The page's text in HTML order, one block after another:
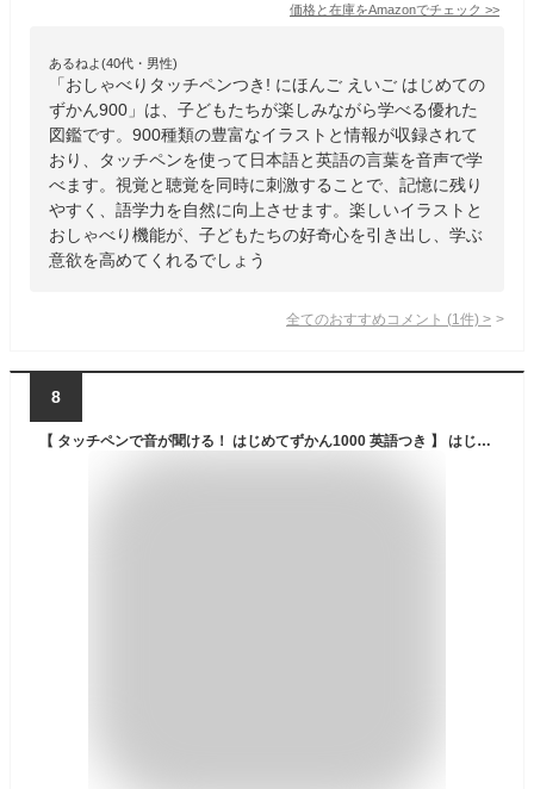
価格と在庫をAmazonでチェック >>
あるねよ(40代・男性)
「おしゃべりタッチペンつき! にほんご えいご はじめての
ずかん900」は、子どもたちが楽しみながら学べる優れた
図鑑です。900種類の豊富なイラストと情報が収録されて
おり、タッチペンを使って日本語と英語の言葉を音声で学
べます。視覚と聴覚を同時に刺激することで、記憶に残り
やすく、語学力を自然に向上させます。楽しいイラストと
おしゃべり機能が、子どもたちの好奇心を引き出し、学ぶ
意欲を高めてくれるでしょう
全てのおすすめコメント (1 件) >
8
【 タッチペンで音が聞ける！ はじめてずかん1000 英語つき 】 はじめて図鑑1000 はじめてのずかん こども 子ども 0歳 1歳 2歳 3歳 4歳 小学館 タッチペン 図鑑 ずかん はじめて 音 本 英語 おもちゃ プレゼント 知育玩具 英語教育 英才教育 遊び 教材